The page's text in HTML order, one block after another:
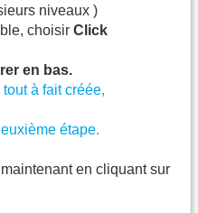
niveaux )
choisir Click
en bas.
à fait créée,
étape.
en cliquant sur